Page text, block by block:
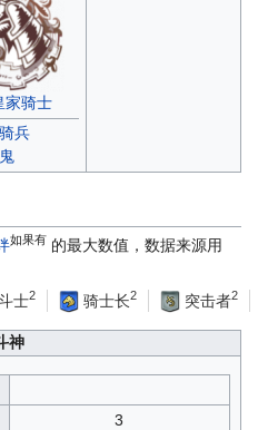
家骑士
兵
如果有 的最大数值，数据来源用
士2 骑士长2 突击者2
神
3